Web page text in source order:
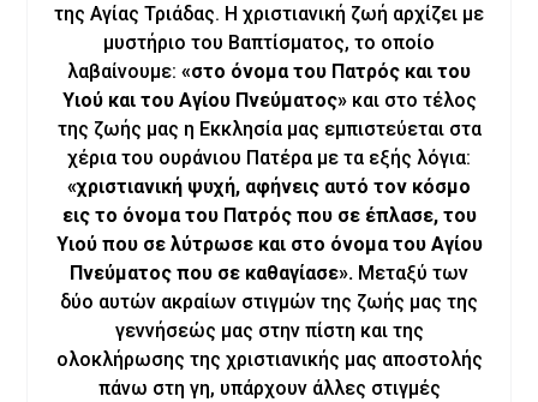
της Αγίας Τριάδας. Η χριστιανική ζωή αρχίζει με
μυστήριο του Βαπτίσματος, το οποίο
λαβαίνουμε: «στο όνομα του Πατρός και του
Υιού και του Αγίου Πνεύματος»και στο τέλος
της ζωής μας η Εκκλησία μας εμπιστεύεται στα
χέρια του ουράνιου Πατέρα με τα εξής λόγια:
«χριστιανική ψυχή, αφήνεις αυτό τον κόσμο
εις το όνομα του Πατρός που σε έπλασε, του
Υιού που σε λύτρωσε και στο όνομα του Αγίου
Πνεύματος που σε καθαγίασε». Μεταξύ των
δύο αυτών ακραίων στιγμών της ζωής μας της
γεννήσεώς μας στην πίστη και της
ολοκλήρωσης της χριστιανικής μας αποστολής
πάνω στη γη, υπάρχουν άλλες στιγμές